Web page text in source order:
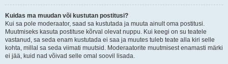
Kuidas ma muudan või kustutan postitusi?
Kui sa pole moderaator, saad sa kustutada ja muuta ainult oma postitusi.
Muutmiseks kasuta postituse kõrval olevat nuppu. Kui keegi on su teatele
vastanud, sa seda enam kustutada ei saa ja muutes tuleb teate alla kiri selle
kohta, millal sa seda viimati muutsid. Moderaatorite muutmisest enamasti märki
ei jää, kuid nad võivad selle omal soovil lisada.